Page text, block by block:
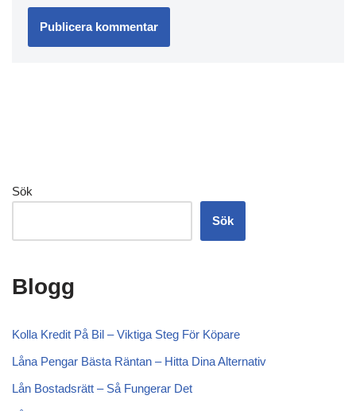
Sök
Sök
Blogg
Kolla Kredit På Bil – Viktiga Steg För Köpare
Låna Pengar Bästa Räntan – Hitta Dina Alternativ
Lån Bostadsrätt – Så Fungerar Det